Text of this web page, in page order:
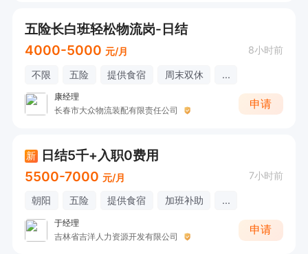
五险长白班轻松物流岗-日结
4000-5000 元/月 8小时前
不限 五险 提供食宿 周末双休 ...
康经理
长春市大众物流装配有限责任公司
申请
新
日结5千+入职0费用
5500-7000 元/月 7小时前
朝阳 五险 提供食宿 加班补助 ...
于经理
吉林省吉洋人力资源开发有限公司
申请